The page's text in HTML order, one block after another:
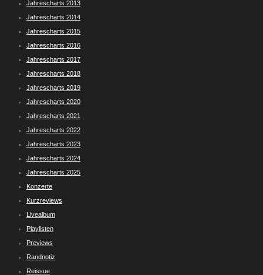
Jahrescharts 2013
Jahrescharts 2014
Jahrescharts 2015
Jahrescharts 2016
Jahrescharts 2017
Jahrescharts 2018
Jahrescharts 2019
Jahrescharts 2020
Jahrescharts 2021
Jahrescharts 2022
Jahrescharts 2023
Jahrescharts 2024
Jahrescharts 2025
Konzerte
Kurzreviews
Livealbum
Playlisten
Previews
Randnotiz
Reissue